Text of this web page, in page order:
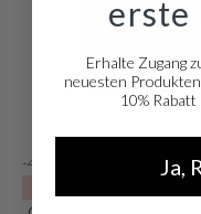
-40%
erste
Erhalte Zugang
neuesten
10%
Ja,